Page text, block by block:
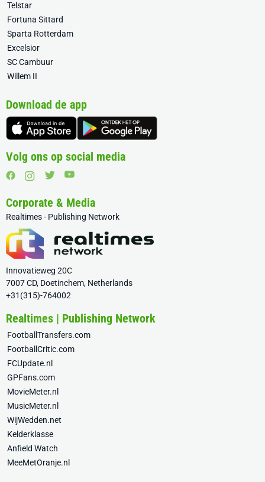
Telstar
Fortuna Sittard
Sparta Rotterdam
Excelsior
SC Cambuur
Willem II
Download de app
Volg ons op social media
Corporate & Media
Realtimes - Publishing Network
Innovatieweg 20C
7007 CD, Doetinchem, Netherlands
+31(315)-764002
Realtimes | Publishing Network
FootballTransfers.com
FootballCritic.com
FCUpdate.nl
GPFans.com
MovieMeter.nl
MusicMeter.nl
WijWedden.net
Kelderklasse
Anfield Watch
MeeMetOranje.nl